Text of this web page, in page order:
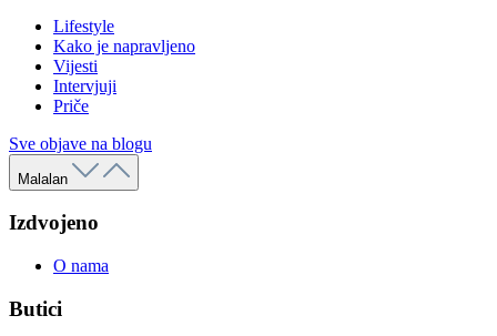
Lifestyle
Kako je napravljeno
Vijesti
Intervjuji
Priče
Sve objave na blogu
Malalan
Izdvojeno
O nama
Butici